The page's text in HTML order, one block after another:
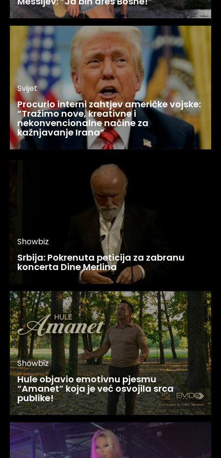
Svijet
Procurio interni zahtjev američke vojske:
“Tražimo nove, kreativne i
nekonvencionalne načine za
kažnjavanje Irana”
Showbiz
Srbija: Pokrenuta peticija za zabranu
koncerta Dine Merlina
Showbiz
Hule objavio emotivnu pjesmu
“Amanet” koja je već osvojila srca
publike!